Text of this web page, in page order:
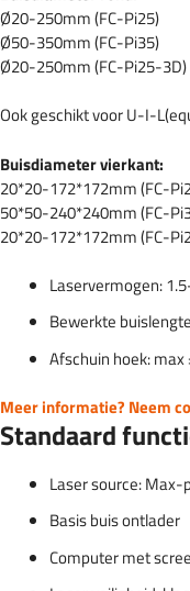
Filters
Modelbouw
Belang van
Ø20-250mm (FC-Pi25)
Ø50-350mm (FC-Pi35)
Ø20-250mm (FC-Pi25-3D)
Ook geschikt voor U-I-
Buisdiameter vierkant:
20*20-172*172mm (FC-
50*50-240*240mm (FC-
20*20-172*172mm (FC-
Laservermogen:
Bewerkte
Afschuin hoek: max
Meer informatie? Neem
Standaard
Laser source:
Basis buis ontlader
Computer met